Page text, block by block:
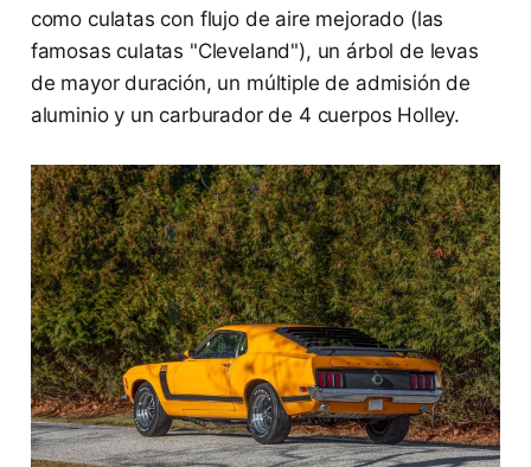
como culatas con flujo de aire mejorado (las
famosas culatas "Cleveland"), un árbol de levas
de mayor duración, un múltiple de admisión de
aluminio y un carburador de 4 cuerpos Holley.